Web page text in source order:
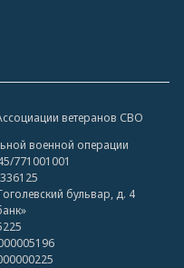
ветеранов СВО
военной операции
771001001
бульвар, д. 4